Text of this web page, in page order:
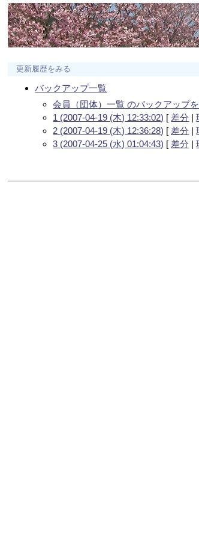
更新履歴をみる
バックアップ一覧
会員（団体）一覧 のバックアップ
1 (2007-04-19 (木) 12:33:02) [ 差分 |
2 (2007-04-19 (木) 12:36:28) [ 差分 |
3 (2007-04-25 (水) 01:04:43) [ 差分 |